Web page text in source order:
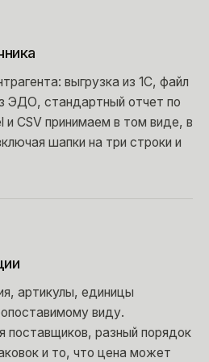
выгрузка из 1С, файл
ЭДО, стандартный отчет по
CSV принимаем в том виде, в
шапки на три строки и
артикулы, единицы
виду.
поставщиков, разный порядок
и то, что цена может